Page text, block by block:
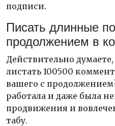
подписи.
Писать длинные
продолжением в
Действительно
листать 100500
вашего с
работала и даже была
продвижения и
табу.